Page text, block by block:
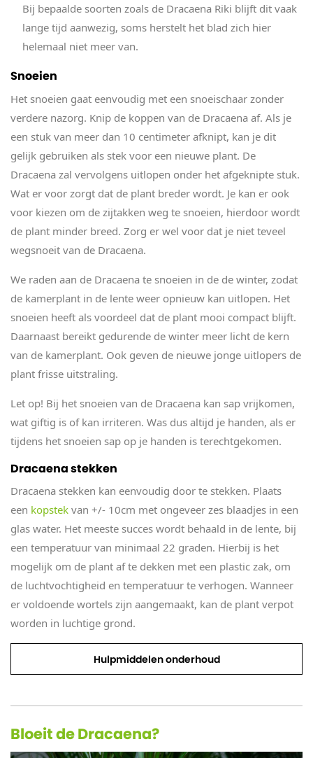
Bij bepaalde soorten zoals de Dracaena Riki blijft dit vaak
lange tijd aanwezig, soms herstelt het blad zich hier
helemaal niet meer van.
Snoeien
Het snoeien gaat eenvoudig met een snoeischaar zonder
verdere nazorg. Knip de koppen van de Dracaena af. Als je
een stuk van meer dan 10 centimeter afknipt, kan je dit
gelijk gebruiken als stek voor een nieuwe plant. De
Dracaena zal vervolgens uitlopen onder het afgeknipte stuk.
Wat er voor zorgt dat de plant breder wordt. Je kan er ook
voor kiezen om de zijtakken weg te snoeien, hierdoor wordt
de plant minder breed. Zorg er wel voor dat je niet teveel
wegsnoeit van de Dracaena.
We raden aan de Dracaena te snoeien in de de winter, zodat
de kamerplant in de lente weer opnieuw kan uitlopen. Het
snoeien heeft als voordeel dat de plant mooi compact blijft.
Daarnaast bereikt gedurende de winter meer licht de kern
van de kamerplant. Ook geven de nieuwe jonge uitlopers de
plant frisse uitstraling.
Let op! Bij het snoeien van de Dracaena kan sap vrijkomen,
wat giftig is of kan irriteren. Was dus altijd je handen, als er
tijdens het snoeien sap op je handen is terechtgekomen.
Dracaena stekken
Dracaena stekken kan eenvoudig door te stekken. Plaats
een kopstek van +/- 10cm met ongeveer zes blaadjes in een
glas water. Het meeste succes wordt behaald in de lente, bij
een temperatuur van minimaal 22 graden. Hierbij is het
mogelijk om de plant af te dekken met een plastic zak, om
de luchtvochtigheid en temperatuur te verhogen. Wanneer
er voldoende wortels zijn aangemaakt, kan de plant verpot
worden in luchtige grond.
Hulpmiddelen onderhoud
Bloeit de Dracaena?